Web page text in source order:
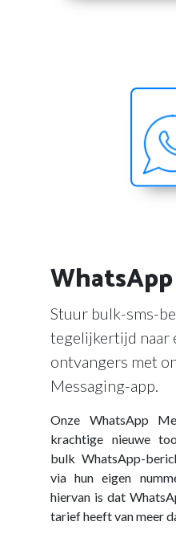
WhatsApp
Stuur bulk-sms-
tegelijkertijd naar
ontvangers met
Messaging-app.
Onze WhatsApp
krachtige nieuwe
bulk WhatsApp-
via hun eigen
hiervan is dat
tarief heeft van meer